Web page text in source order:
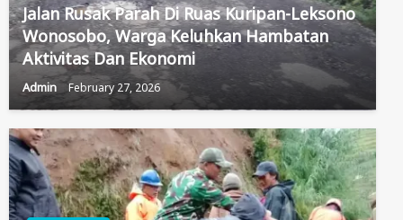
Jalan Rusak Parah Di Ruas Kuripan-Leksono
Wonosobo, Warga Keluhkan Hambatan
Aktivitas Dan Ekonomi
Admin February 27, 2026